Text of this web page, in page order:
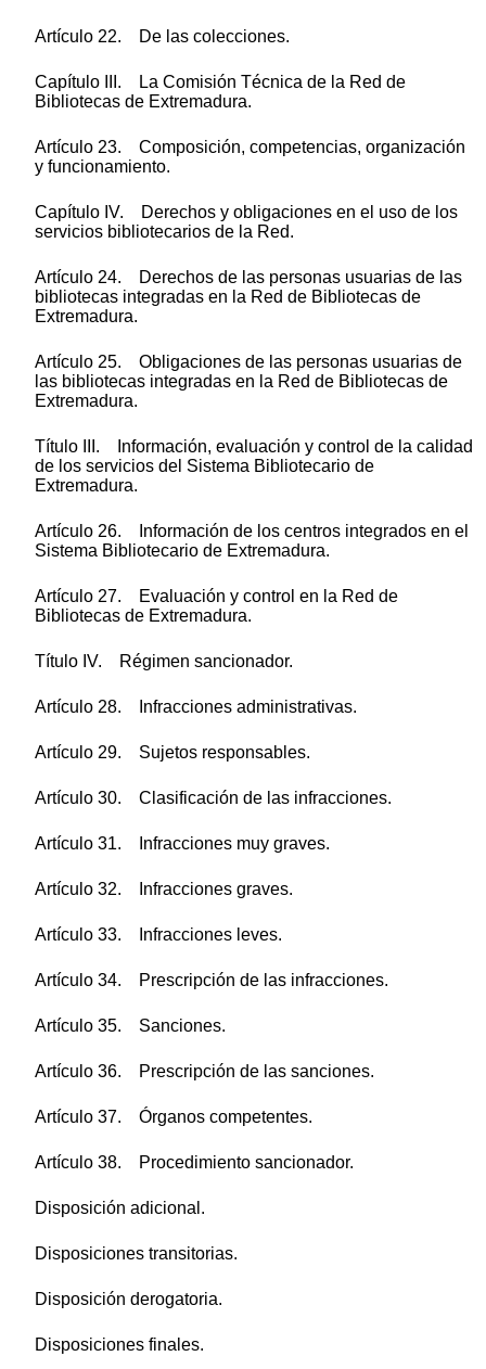
Artículo 22. De las colecciones.
Capítulo III. La Comisión Técnica de la Red de
Bibliotecas de Extremadura.
Artículo 23. Composición, competencias, organización
y funcionamiento.
Capítulo IV. Derechos y obligaciones en el uso de los
servicios bibliotecarios de la Red.
Artículo 24. Derechos de las personas usuarias de las
bibliotecas integradas en la Red de Bibliotecas de
Extremadura.
Artículo 25. Obligaciones de las personas usuarias de
las bibliotecas integradas en la Red de Bibliotecas de
Extremadura.
Título III. Información, evaluación y control de la calidad
de los servicios del Sistema Bibliotecario de
Extremadura.
Artículo 26. Información de los centros integrados en el
Sistema Bibliotecario de Extremadura.
Artículo 27. Evaluación y control en la Red de
Bibliotecas de Extremadura.
Título IV. Régimen sancionador.
Artículo 28. Infracciones administrativas.
Artículo 29. Sujetos responsables.
Artículo 30. Clasificación de las infracciones.
Artículo 31. Infracciones muy graves.
Artículo 32. Infracciones graves.
Artículo 33. Infracciones leves.
Artículo 34. Prescripción de las infracciones.
Artículo 35. Sanciones.
Artículo 36. Prescripción de las sanciones.
Artículo 37. Órganos competentes.
Artículo 38. Procedimiento sancionador.
Disposición adicional.
Disposiciones transitorias.
Disposición derogatoria.
Disposiciones finales.